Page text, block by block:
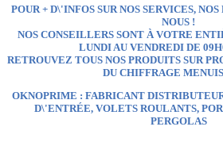
POUR + D\'INFOS SUR NOS SERVICES,
NOUS !
NOS CONSEILLERS SONT À VOTRE
LUNDI AU VENDREDI DE
RETROUVEZ TOUS NOS PRODUITS SUR
DU CHIFFRAGE
OKNOPRIME : FABRICANT
D\'ENTRÉE, VOLETS ROULANTS,
PERGOLAS